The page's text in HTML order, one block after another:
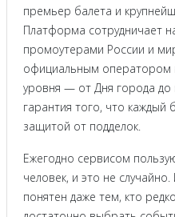
премьер балета и
Платформа сотрудничает
промоутерами России и
официальным оператором
уровня — от Дня города до
гарантия того, что
защитой от подделок.
Ежегодно сервисом
человек, и это не
понятен даже тем, кто